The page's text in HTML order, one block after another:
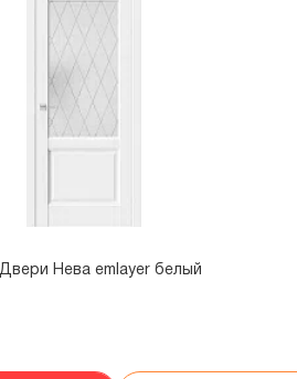
Двери Нева emlayer белый